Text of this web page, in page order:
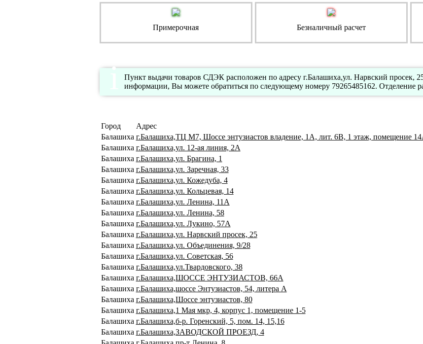
Примерочная Безналичный расчет
Пункт выдачи товаров СДЭК расположен по адресу г.Балашиха,ул. Нарвский просек,
информации, Вы можете обратиться по следующему номеру 79265485162. Отделение
Город Адрес
Балашиха г.Балашиха,ТЦ М7, Шоссе энтузиастов владение, 1А, лит. 6В, 1 этаж, помещение
Балашиха г.Балашиха,ул. 12-ая линия, 2А
Балашиха г.Балашиха,ул. Брагина, 1
Балашиха г.Балашиха,ул. Заречная, 33
Балашиха г.Балашиха,ул. Кожедуба, 4
Балашиха г.Балашиха,ул. Кольцевая, 14
Балашиха г.Балашиха,ул. Ленина, 11А
Балашиха г.Балашиха,ул. Ленина, 58
Балашиха г.Балашиха,ул. Лукино, 57А
Балашиха г.Балашиха,ул. Нарвский просек, 25
Балашиха г.Балашиха,ул. Объединения, 9/28
Балашиха г.Балашиха,ул. Советская, 56
Балашиха г.Балашиха,ул.Твардовского, 38
Балашиха г.Балашиха,ШОССЕ ЭНТУЗИАСТОВ, 66А
Балашиха г.Балашиха,шоссе Энтузиастов, 54, литера А
Балашиха г.Балашиха,Шоссе энтузиастов, 80
Балашиха г.Балашиха,1 Мая мкр, 4, корпус 1, помещение 1-5
Балашиха г.Балашиха,б-р. Горенский, 5, пом. 14, 15,16
Балашиха г.Балашиха,ЗАВОДСКОЙ ПРОЕЗД, 4